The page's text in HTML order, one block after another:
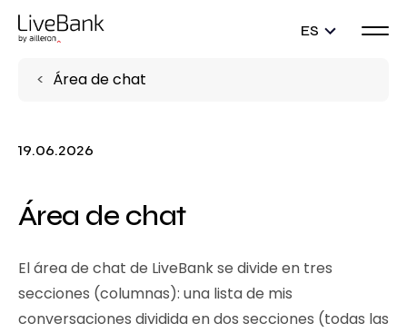
ES
Área de chat
19.06.2026
Área de chat
El área de chat de LiveBank se divide en tres
secciones (columnas): una lista de mis
conversaciones dividida en dos secciones (todas las